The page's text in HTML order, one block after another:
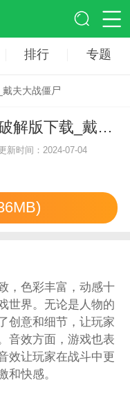
排行 专题
夫大战僵尸
戴夫大战僵尸破解版下载_戴夫大战僵尸
新时间：2024-07-04
，色彩丰富，动感十
世界。无论是人物的
创意和细节，让玩家
音效方面，游戏也表
效让玩家在战斗中更
和快感。